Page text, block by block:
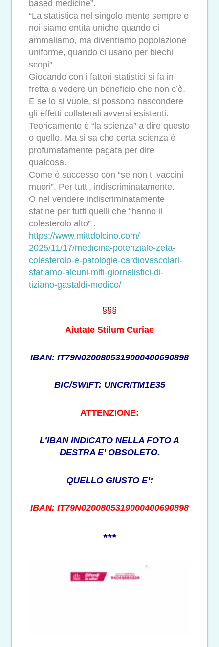
based medicine”.
“La statistica nel singolo mente sempre e
noi siamo entità uniche quando ci
ammaliamo, ma diventiamo popolazione
uniforme, quando ci usano per biechi
scopi”.
Giocando con i fattori statistici si fa in
fretta a vedere un beneficio che non c’è.
E se lo si vuole, si possono nascondere
gli effetti collaterali avversi esistenti.
Teoricamente è “la scienza” a dire questo
o quello. Ma si sa che certa scienza è
profumatamente pagata per dire
qualcosa.
Come è successo con “se non ti vaccini
muori”. Per tutti, indiscriminatamente.
O nel vendere indiscriminatamente
statine per tutti quelli che “hanno il
colesterolo alto” .
https://www.mittdolcino.com/
2025/11/17/medicina-potenziale-zeta-
colesterolo-e-patologie-cardiovascolari-
sfatiamo-alcuni-miti-giornalistici-di-
tiziano-gastaldi-medico/
§§§
Aiutate Stilum Curiae
IBAN: IT79N0200805319000400690898
BIC/SWIFT: UNCRITM1E35
ATTENZIONE:
L’IBAN INDICATO NELLA FOTO A
DESTRA E’ OBSOLETO.
QUELLO GIUSTO E’:
IBAN: IT79N0200805319000400690898
***